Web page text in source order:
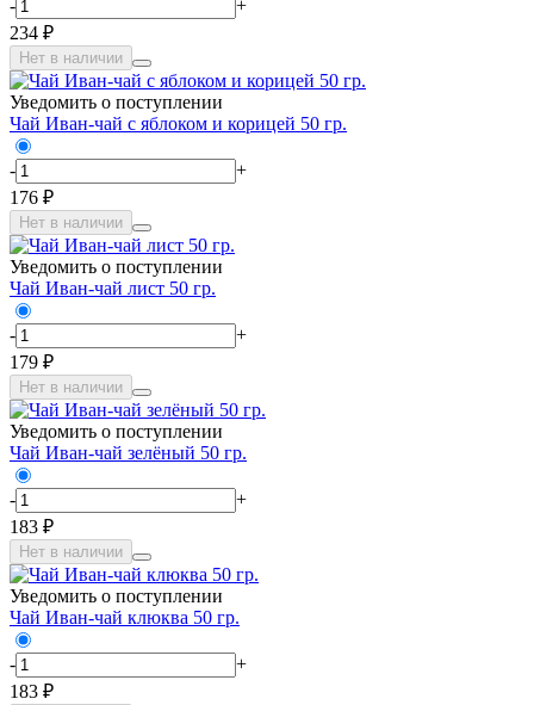
-
+
234 ₽
Нет в наличии
Уведомить о поступлении
Чай Иван-чай с яблоком и корицей 50 гр.
-
+
176 ₽
Нет в наличии
Уведомить о поступлении
Чай Иван-чай лист 50 гр.
-
+
179 ₽
Нет в наличии
Уведомить о поступлении
Чай Иван-чай зелёный 50 гр.
-
+
183 ₽
Нет в наличии
Уведомить о поступлении
Чай Иван-чай клюква 50 гр.
-
+
183 ₽